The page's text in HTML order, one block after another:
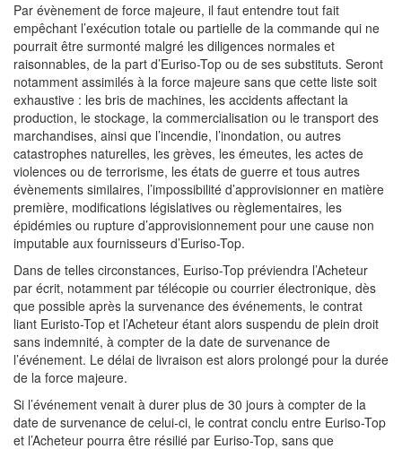
Par évènement de force majeure, il faut entendre tout fait
empêchant l’exécution totale ou partielle de la commande qui ne
pourrait être surmonté malgré les diligences normales et
raisonnables, de la part d’Euriso-Top ou de ses substituts. Seront
notamment assimilés à la force majeure sans que cette liste soit
exhaustive : les bris de machines, les accidents affectant la
production, le stockage, la commercialisation ou le transport des
marchandises, ainsi que l’incendie, l’inondation, ou autres
catastrophes naturelles, les grèves, les émeutes, les actes de
violences ou de terrorisme, les états de guerre et tous autres
évènements similaires, l’impossibilité d’approvisionner en matière
première, modifications législatives ou règlementaires, les
épidémies ou rupture d’approvisionnement pour une cause non
imputable aux fournisseurs d’Euriso-Top.
Dans de telles circonstances, Euriso-Top préviendra l’Acheteur
par écrit, notamment par télécopie ou courrier électronique, dès
que possible après la survenance des événements, le contrat
liant Euristo-Top et l’Acheteur étant alors suspendu de plein droit
sans indemnité, à compter de la date de survenance de
l’événement. Le délai de livraison est alors prolongé pour la durée
de la force majeure.
Si l’événement venait à durer plus de 30 jours à compter de la
date de survenance de celui-ci, le contrat conclu entre Euriso-Top
et l’Acheteur pourra être résilié par Euriso-Top, sans que